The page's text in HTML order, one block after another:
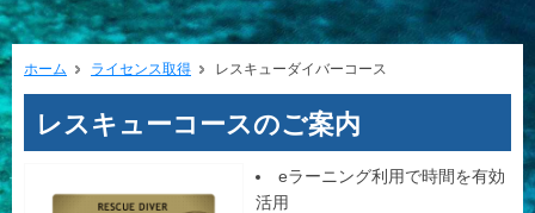
ホーム ライセンス取得 レスキューダイバーコース
レスキューコースのご案内
eラーニング利用で時間を有効
活用